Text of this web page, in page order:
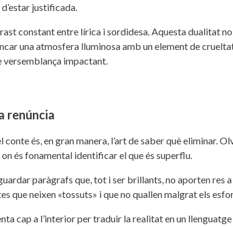
justificada.
constant entre lírica i sordidesa. Aquesta dualitat no
una atmosfera lluminosa amb un element de
impactant.
renúncia
és, en gran manera, l’art de saber què eliminar.
és fonamental identificar el que és superflu.
paràgrafs que, tot i ser brillants, no aporten res
que neixen «tossuts» i que no quallen malgrat els
cap a l’interior per traduir la realitat en un